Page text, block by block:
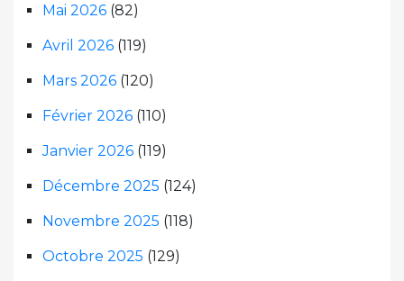
Mai 2026 (82)
Avril 2026 (119)
Mars 2026 (120)
Février 2026 (110)
Janvier 2026 (119)
Décembre 2025 (124)
Novembre 2025 (118)
Octobre 2025 (129)